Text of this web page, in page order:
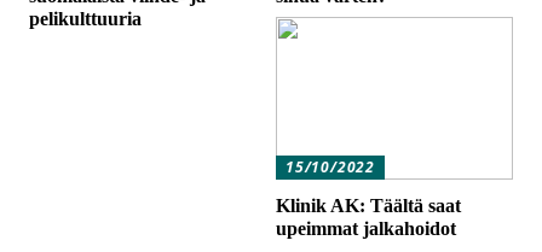
pelikulttuuria
15/10/2022
Klinik AK: Täältä saat
upeimmat jalkahoidot